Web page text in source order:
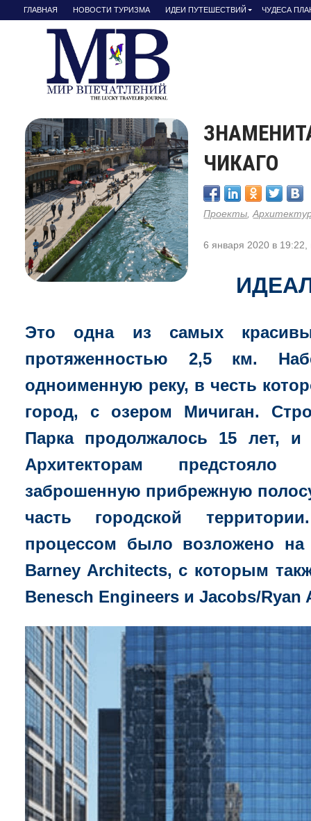
ГЛАВНАЯ НОВОСТИ ТУРИЗМА ИДЕИ ПУТЕШЕСТВИЙ ЧУДЕСА
ЧИКАГО
Проекты ,
6 января 2020 в
Это одна из самых
протяженностью 2,5 км.
одноименную реку, в честь
город, с озером Мичиган.
Парка продолжалось 15 лет,
Архитекторам предстояло
заброшенную прибрежную
часть городской
процессом было возложено
Barney Architects, с которым
Benesch Engineers и Jacobs/Ryan